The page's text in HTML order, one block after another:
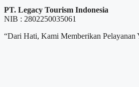
PT. Legacy Tourism Indonesia
NIB : 2802250035061
“Dari Hati, Kami Memberikan Pelayanan